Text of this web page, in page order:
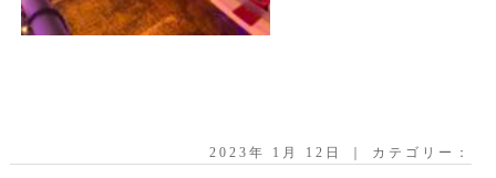
2023年 1月 12日 ｜ カテゴリー：